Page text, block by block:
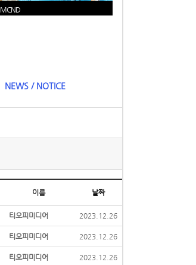
MCND
NEWS / NOTICE
이름 날짜
티오피미디어 2023.12.26
티오피미디어 2023.12.26
티오피미디어 2023.12.26